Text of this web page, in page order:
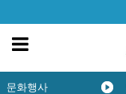
문화행사